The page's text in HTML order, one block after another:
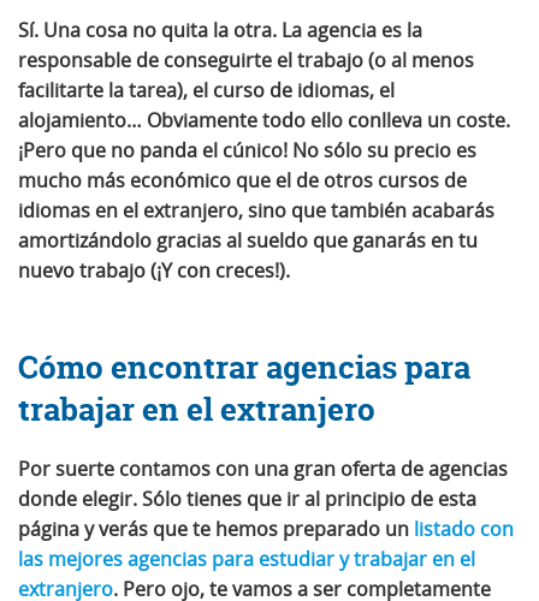
Sí. Una cosa no quita la otra. La agencia es la
responsable de conseguirte el trabajo (o al menos
facilitarte la tarea), el curso de idiomas, el
alojamiento… Obviamente todo ello conlleva un coste.
¡Pero que no panda el cúnico! No sólo su precio es
mucho más económico que el de otros cursos de
idiomas en el extranjero, sino que también acabarás
amortizándolo gracias al sueldo que ganarás en tu
nuevo trabajo (¡Y con creces!).
Cómo encontrar agencias para
trabajar en el extranjero
Por suerte contamos con una gran oferta de agencias
donde elegir. Sólo tienes que ir al principio de esta
página y verás que te hemos preparado un listado con
las mejores agencias para estudiar y trabajar en el
extranjero. Pero ojo, te vamos a ser completamente